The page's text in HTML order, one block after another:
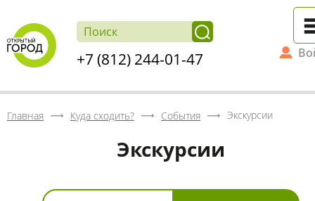
+7 (812) 244-01-47
Главная Куда сходить? События Экскурсии
Экскурсии